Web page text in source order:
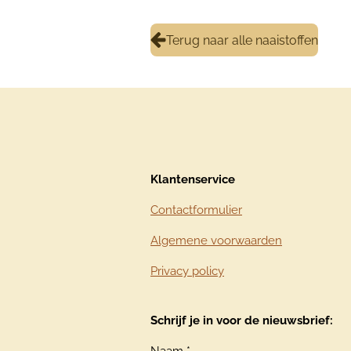
Terug naar alle naaistoffen
Klantenservice
Contactformulier
Algemene voorwaarden
Privacy policy
Schrijf je in voor de nieuwsbrief: